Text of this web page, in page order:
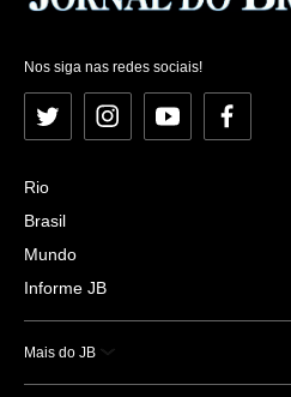
Nos siga nas redes sociais!
Twitter InstagramYouTubeFacebook
Rio
Brasil
Mundo
Informe JB
Mais do JB
Esportes